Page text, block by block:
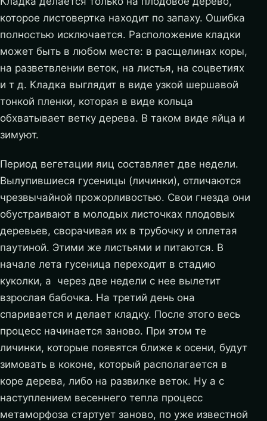
которое листовертка находит по запаху. Ошибка
полностью исключается. Расположение кладки
может быть в любом месте: в расщелинах коры,
на разветвлении веток, на листья, на соцветиях
и т д. Кладка выглядит в виде узкой шершавой
тонкой пленки, которая в виде кольца
обхватывает ветку дерева. В таком виде яйца и
зимуют.
Период вегетации яиц составляет две недели.
Вылупившиеся гусеницы (личинки), отличаются
чрезвычайной прожорливостью. Свои гнезда они
обустраивают в молодых листочках плодовых
деревьев, сворачивая их в трубочку и оплетая
паутиной. Этими же листьями и питаются. В
начале лета гусеница переходит в стадию
куколки, а через две недели с нее вылетит
взрослая бабочка. На третий день она
спаривается и делает кладку. После этого весь
процесс начинается заново. При этом те
личинки, которые появятся ближе к осени, будут
зимовать в коконе, который располагается в
коре дерева, либо на развилке веток. Ну а с
наступлением весеннего тепла процесс
метаморфоза стартует заново, по уже известной